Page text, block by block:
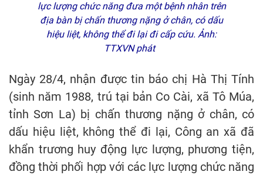
lực lượng chức năng đưa một bệnh nhân trên
địa bàn bị chấn thương nặng ở chân, có dấu
hiệu liệt, không thể đi lại đi cấp cứu. Ảnh:
TTXVN phát
Ngày 28/4, nhận được tin báo chị Hà Thị Tính
(sinh năm 1988, trú tại bản Co Cài, xã Tô Múa,
tỉnh Sơn La) bị chấn thương nặng ở chân, có
dấu hiệu liệt, không thể đi lại, Công an xã đã
khẩn trương huy động lực lượng, phương tiện,
đồng thời phối hợp với các lực lượng chức năng